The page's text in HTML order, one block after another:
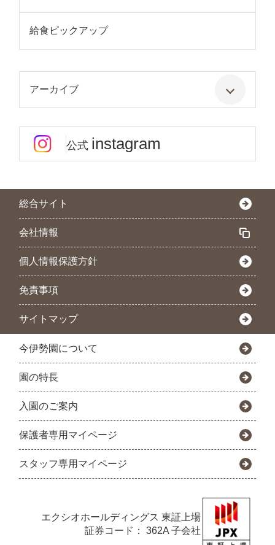
給食ピックアップ
アーカイブ
公式 instagram
総合サイト
会社情報
個人情報保護方針
免責事項
サイトマップ
今伊勢園について
園の特長
入園のご案内
保護者専用マイページ
スタッフ専用マイページ
エクシオホールディングス 東証上場
証券コード： 362A 子会社